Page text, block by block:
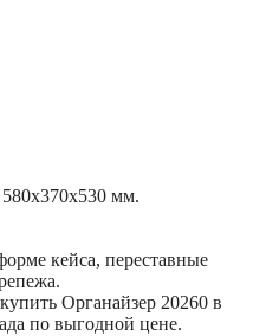
мм.
кейса, переставные
Органайзер 20260 в
по выгодной цене.